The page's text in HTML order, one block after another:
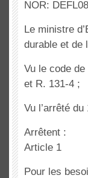
NOR:
Le ministre
durable et de
Vu le code
et R. 131-4 ;
Vu l’arrêté
Arrêtent :
Article 1
Pour les